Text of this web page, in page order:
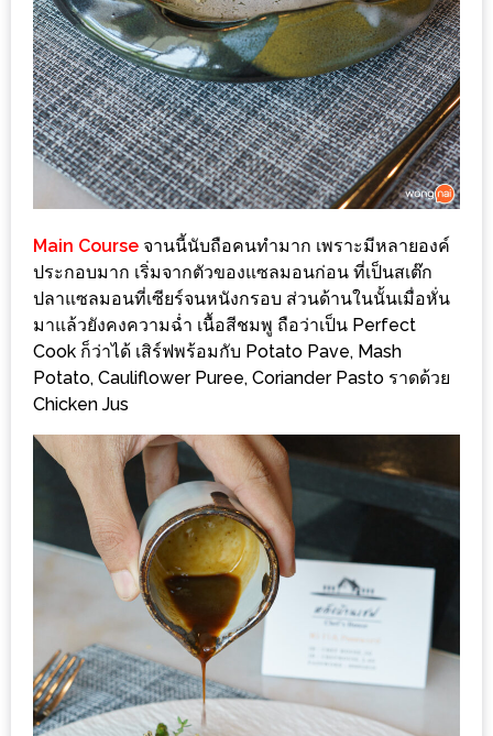
UP,
RAMA
3)
อาหาร
โดน
ใจ
ใส
ปิ๊
งด้วย
HUAWEI
G7
PLUS
สมา
ร์ท
โฟน
ที่
เอาใจ
ขา
โดย
เฉพาะ
Main Course จานนี้นับถือคนทำมาก เพราะมีหลายองค์
ประกอบมาก เริ่มจากตัวของแซลมอนก่อน ที่เป็นสเต๊ก
ปลาแซลมอนที่เซียร์จนหนังกรอบ ส่วนด้านในนั้นเมื่อหั่น
มาแล้วยังคงความฉ่ำ เนื้อสีชมพู ถือว่าเป็น Perfect
Cook ก็ว่าได้ เสิร์ฟพร้อมกับ Potato Pave, Mash
Potato, Cauliflower Puree, Coriander Pasto ราดด้วย
Chicken Jus